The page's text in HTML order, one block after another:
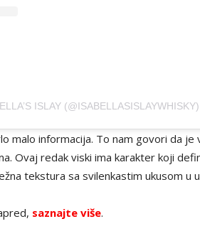
ISLAY (@ISABELLASISLAYWHISKY)
malo informacija. To nam govori da
Ovaj redak viski ima karakter koji
tekstura sa svilenkastim ukusom u
saznajte više.